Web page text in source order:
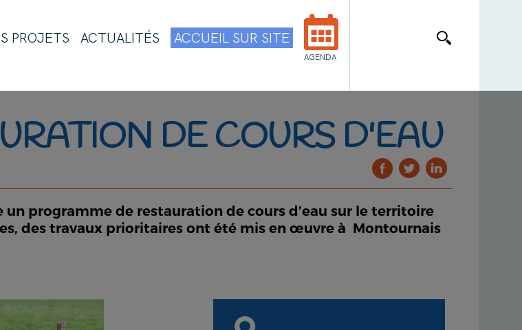
PROJETS ACTUALITÉS ACCUEIL SUR SITE
AGENDA
DE COURS D'EAU
un programme de restauration de cours d’eau sur le territoire
des travaux prioritaires ont été mis en œuvre à Montournais